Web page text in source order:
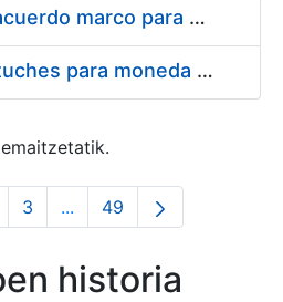
Contratación de acuerdo marco para el Suministro de Material de Electricidad para la Fábrica Nacional de Moneda y Timbre-Real Casa de la Moneda en su centro de trabajo de Burgos
Suministro de estuches para moneda de 30 €
Orrialdea
3 ...Intermediate Pages Use
Orrialdea
49
historia